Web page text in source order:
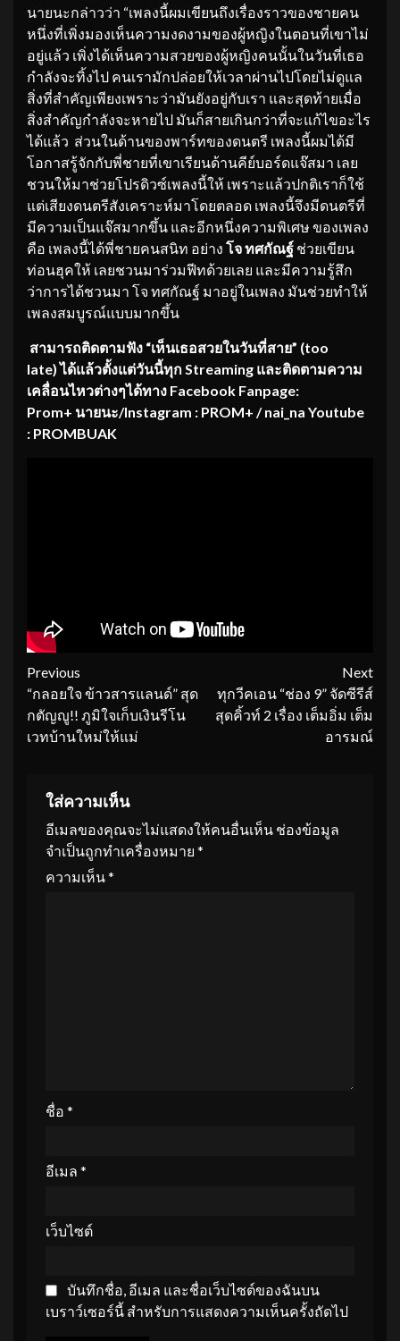
นายนะกล่าวว่า “เพลงนี้ผมเขียนถึงเรื่องราวของชายคน
หนึ่งที่เพิ่งมองเห็นความงดงามของผู้หญิงในตอนที่เขาไม่
อยู่แล้ว เพิ่งได้เห็นความสวยของผู้หญิงคนนั้นในวันที่เธอ
กำลังจะทิ้งไป คนเรามักปล่อยให้เวลาผ่านไปโดยไม่ดูแล
สิ่งที่สำคัญเพียงเพราะว่ามันยังอยู่กับเรา และสุดท้ายเมื่อ
สิ่งสำคัญกำลังจะหายไป มันก็สายเกินกว่าที่จะแก้ไขอะไร
ได้แล้ว ส่วนในด้านของพาร์ทของดนตรี เพลงนี้ผมได้มี
โอกาสรู้จักกับพี่ชายที่เขาเรียนด้านคีย์บอร์ดแจ๊สมา เลย
ชวนให้มาช่วยโปรดิวซ์เพลงนี้ให้ เพราะแล้วปกติเราก็ใช้
แต่เสียงดนตรีสังเคราะห์มาโดยตลอด เพลงนี้จึงมีดนตรีที่
มีความเป็นแจ๊สมากขึ้น และอีกหนึ่งความพิเศษ ของเพลง
คือ เพลงนี้ได้พี่ชายคนสนิท อย่าง โจ ทศกัณฐ์ ช่วยเขียน
ท่อนฮุคให้ เลยชวนมาร่วมฟีทด้วยเลย และมีความรู้สึก
ว่าการได้ชวนมา โจ ทศกัณฐ์ มาอยู่ในเพลง มันช่วยทำให้
เพลงสมบูรณ์แบบมากขึ้น
สามารถติดตามฟัง “เห็นเธอสวยในวันที่สาย” (too
late) ได้แล้วตั้งแต่วันนี้ทุก Streaming และติดตามความ
เคลื่อนไหวต่างๆได้ทาง Facebook Fanpage:
Prom+ นายนะ/Instagram : PROM+ / nai_na Youtube
: PROMBUAK
Continue
Reading
Previous
“กลอยใจ ข้าวสารแลนด์” สุด
กตัญญู!! ภูมิใจเก็บเงินรีโน
เวทบ้านใหม่ให้แม่
Next
ทุกวีคเอน “ช่อง 9” จัดซีรีส์
สุดคิ้วท์ 2 เรื่อง เต็มอิ่ม เต็ม
อารมณ์
ใส่ความเห็น
อีเมลของคุณจะไม่แสดงให้คนอื่นเห็น ช่องข้อมูล
จำเป็นถูกทำเครื่องหมาย *
ความเห็น*
ชื่อ *
อีเมล *
เว็บไซต์
บันทึกชื่อ, อีเมล และชื่อเว็บไซต์ของฉันบน
เบราว์เซอร์นี้ สำหรับการแสดงความเห็นครั้งถัดไป